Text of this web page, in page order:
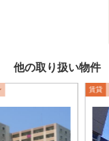
他の取り扱い物件
賃貸